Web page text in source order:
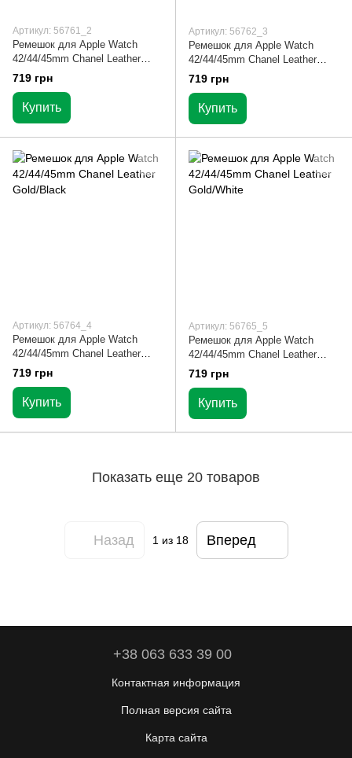
Артикул: 56761_2
Ремешок для Apple Watch
42/44/45mm Chanel Leather
Silver/Pink
719 грн
Купить
Артикул: 56762_3
Ремешок для Apple Watch
42/44/45mm Chanel Leather
Silver/Black
719 грн
Купить
Артикул: 56764_4
Ремешок для Apple Watch
42/44/45mm Chanel Leather
Gold/Black
719 грн
Купить
Артикул: 56765_5
Ремешок для Apple Watch
42/44/45mm Chanel Leather
Gold/White
719 грн
Купить
Показать еще 20 товаров
Назад 1из 18 Вперед
+38 063 633 39 00
Контактная информация
Полная версия сайта
Карта сайта